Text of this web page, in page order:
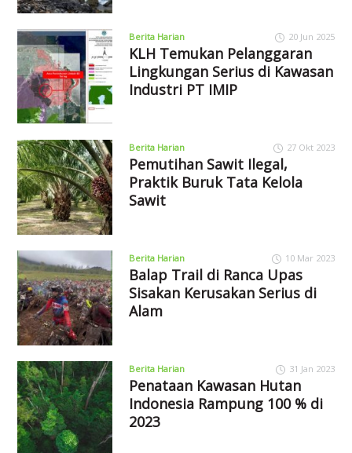
Berita Harian 20 Jun 2025
KLH Temukan Pelanggaran
Lingkungan Serius di Kawasan
Industri PT IMIP
Berita Harian 27 Okt 2023
Pemutihan Sawit Ilegal,
Praktik Buruk Tata Kelola
Sawit
Berita Harian 10 Mar 2023
Balap Trail di Ranca Upas
Sisakan Kerusakan Serius di
Alam
Berita Harian 31 Jan 2023
Penataan Kawasan Hutan
Indonesia Rampung 100 % di
2023